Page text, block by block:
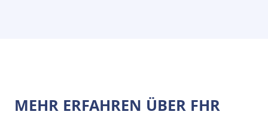
MEHR ERFAHREN ÜBER FHR